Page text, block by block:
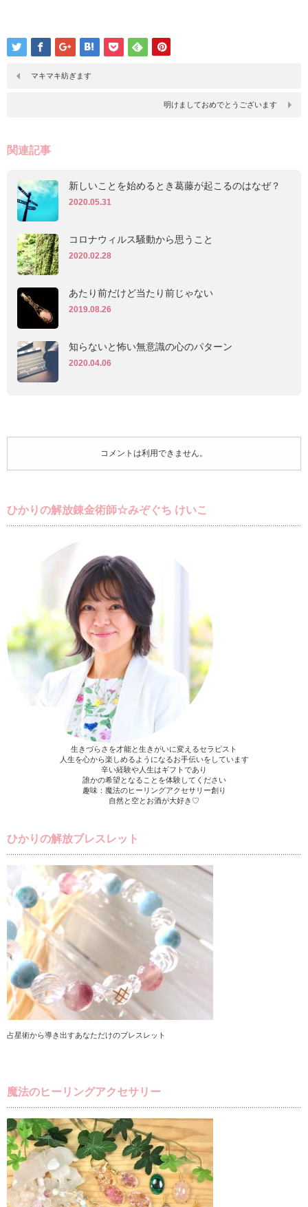
マキマキ紡ぎます
明けましておめでとうございます
関連記事
新しいことを始めるとき葛藤が起こるのはなぜ？
2020.05.31
コロナウィルス騒動から思うこと
2020.02.28
あたり前だけど当たり前じゃない
2019.08.26
知らないと怖い無意識の心のパターン
2020.04.06
コメントは利用できません。
ひかりの解放錬金術師☆みぞぐち けいこ
生きづらさを才能と生きがいに変えるセラピスト
人生を心から楽しめるようになるお手伝いをしています
辛い経験や人生はギフトであり
誰かの希望となることを体験してください
趣味：魔法のヒーリングアクセサリー創り
自然と空とお酒が大好き♡
ひかりの解放ブレスレット
占星術から導き出すあなただけのブレスレット
魔法のヒーリングアクセサリー